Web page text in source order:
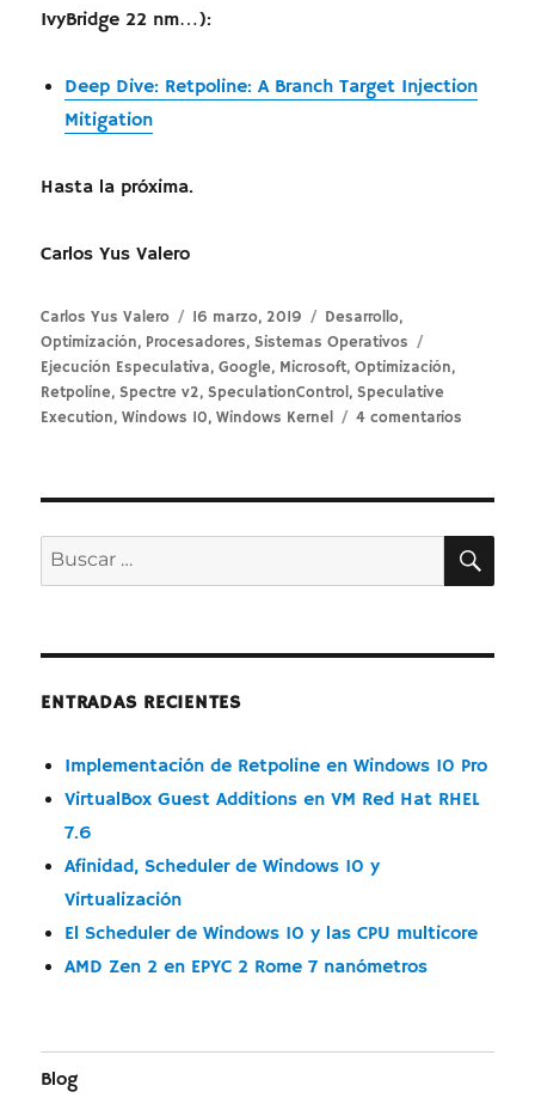
IvyBridge 22 nm…):
Deep Dive: Retpoline: A Branch Target Injection
Mitigation
Hasta la próxima.
Carlos Yus Valero
Autor
Carlos Yus Valero
Publicado
el
16 marzo, 2019 Categorías
Desarrollo,
Optimización, Procesadores,Sistemas Operativos
Ejecución Especulativa,Google, Microsoft,Optimización,
Retpoline,Spectre v2,SpeculationControl,Speculative
Execution,Windows 10,Windows Kernel 4 comentarios
Windows
10
Pro
Buscar
por:
ENTRADAS RECIENTES
Implementación de Retpoline en Windows 10 Pro
VirtualBox Guest Additions en VM Red Hat RHEL
7.6
Afinidad, Scheduler de Windows 10 y
Virtualización
El Scheduler de Windows 10 y las CPU multicore
AMD Zen 2 en EPYC 2 Rome 7 nanómetros
Blog